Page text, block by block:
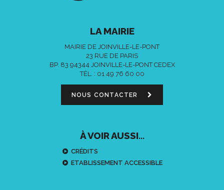
LA MAIRIE
MAIRIE DE JOINVILLE-LE-PONT
23 RUE DE PARIS
BP. 83 94344 JOINVILLE-LE-PONT CEDEX
TÉL. : 01 49 76 60 00
NOUS CONTACTER
À VOIR AUSSI...
CRÉDITS
ETABLISSEMENT ACCESSIBLE